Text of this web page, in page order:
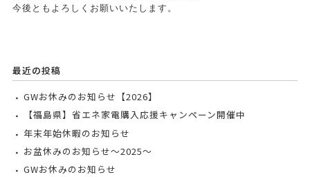
今後ともよろしくお願いいたします。
最近の投稿
GWお休みのお知らせ【2026】
【福島県】省エネ家電購入応援キャンペーン開催中
年末年始休暇のお知らせ
お盆休みのお知らせ～2025～
GWお休みのお知らせ